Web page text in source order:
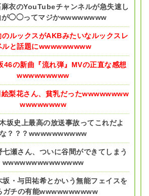
麻衣のYouTubeチャンネルが急失速し
が◯◯ってマジかwwwwwwww
のルックスがAKBみたいなルックスレ
ルと話題にwwwwwwwww
46の新曲『流れ弾』MVの正直な感想
wwwwwwwww
絵梨花さん、貧乳だったwwwwwwww
wwwwwwww
坂史上最高の放送事故ってこれだよ
な？？？wwwwwwwwww
七瀬さん、ついに谷間ができてしまう
wwwwwwwwwwwwww
坂・与田祐希とかいう無能フェイスを
ガチの有能wwwwwwwwww